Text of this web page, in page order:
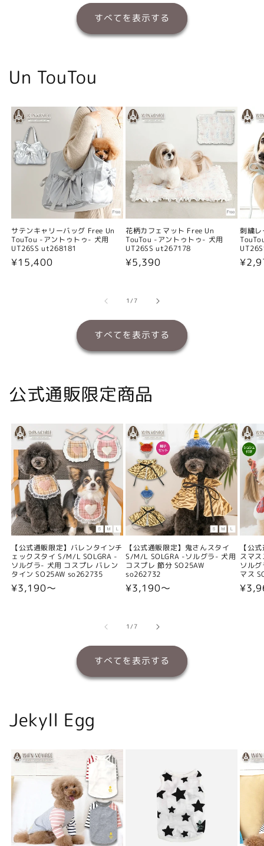
すべてを表示する
Un TouTou
サテンキャリーバッグ Free Un
TouTou -アントゥトゥ- 犬用
UT26SS ut268181
通
¥15,400
花柄カフェマット Free Un
TouTou -アントゥトゥ- 犬用
UT26SS ut267178
通
格
¥5,390
刺繍
通
1/の
7
すべてを表示する
公式通販限定商品
【公式通販限定】バレンタインチ
ェックスタイ S/M/L SOLGRA -
ソルグラ- 犬用 コスプレ バレン
タイン SO25AW so262735
通
¥3,190〜
【公式通販限定】鬼さんスタイ
S/M/L SOLGRA -ソルグラ- 犬用
コスプレ 節分 SO25AW
so262732
通
格
¥3,190〜
【公
スマ
ソル
マス
通
1/の
7
すべてを表示する
Jekyll Egg